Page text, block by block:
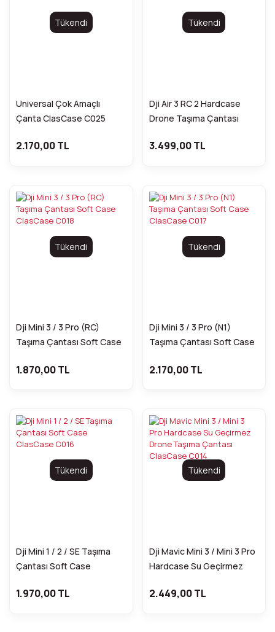
Tükendi
Universal Çok Amaçlı
Çanta ClasCase C025
2.170,00 TL
Tükendi
Dji Air 3 RC 2 Hardcase
Drone Taşıma Çantası
3.499,00 TL
Tükendi
Dji Mini 3 / 3 Pro (RC)
Taşıma Çantası Soft Case
1.870,00 TL
Tükendi
Dji Mini 3 / 3 Pro (N1)
Taşıma Çantası Soft Case
2.170,00 TL
Tükendi
Dji Mini 1 / 2 / SE Taşıma
Çantası Soft Case
1.970,00 TL
Tükendi
Dji Mavic Mini 3 / Mini 3 Pro
Hardcase Su Geçirmez
ClasCase C014
2.449,00 TL